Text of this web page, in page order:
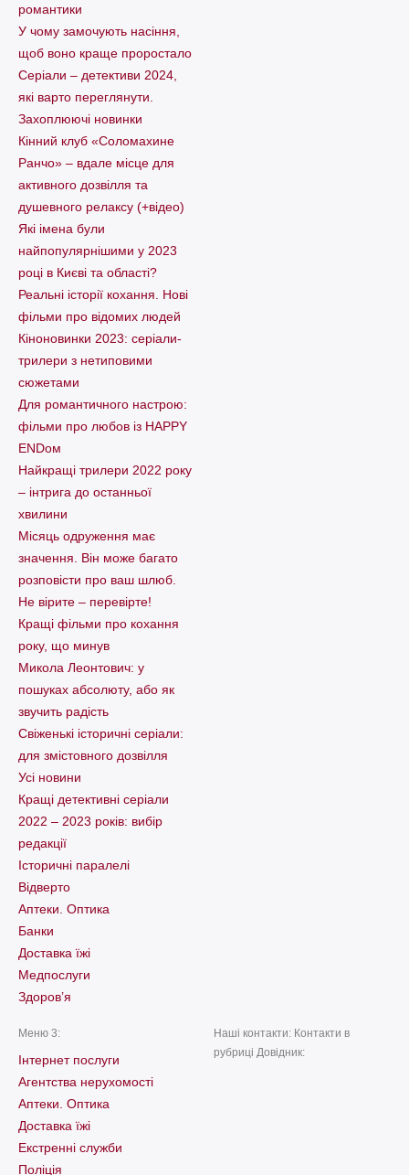
романтики
У чому замочують насіння,
щоб воно краще проростало
Серіали – детективи 2024,
які варто пеpеглянути.
Захоплюючі новинки
Кінний клуб «Соломахине
Ранчо» – вдале місце для
активного дозвілля та
душевного релаксу (+відео)
Які імена були
найпопулярнішими у 2023
році в Києві та області?
Реальні історії кохання. Нові
фільми про відомих людей
Кіноновинки 2023: серіали-
трилери з нетиповими
сюжетами
Для романтичного настрою:
фільми про любов із HAPPY
ENDом
Найкращі трилери 2022 року
– інтрига до останньої
хвилини
Місяць одруження має
значення. Він може багато
розповісти про ваш шлюб.
Не вірите – перевірте!
Кращі фільми про кохання
року, що минув
Микола Леонтович: у
пошуках абсолюту, або як
звучить радість
Свіженькі історичні серіали:
для змістовного дозвілля
Усі новини
Кращі детективні серіали
2022 – 2023 років: вибір
редакції
Історичні паралелі
Відверто
Аптеки. Оптика
Банки
Доставка їжі
Медпослуги
Здоров’я
Меню 3:
Інтернет послуги
Агентства нерухомості
Аптеки. Оптика
Доставка їжі
Екстренні служби
Поліція
Наші контакти: Контакти в
рубриці Довідник: